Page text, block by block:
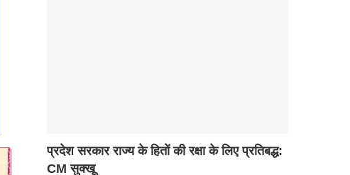
प्रदेश सरकार राज्य के हितों की रक्षा के लिए प्रतिबद्ध:
CM सुक्खू